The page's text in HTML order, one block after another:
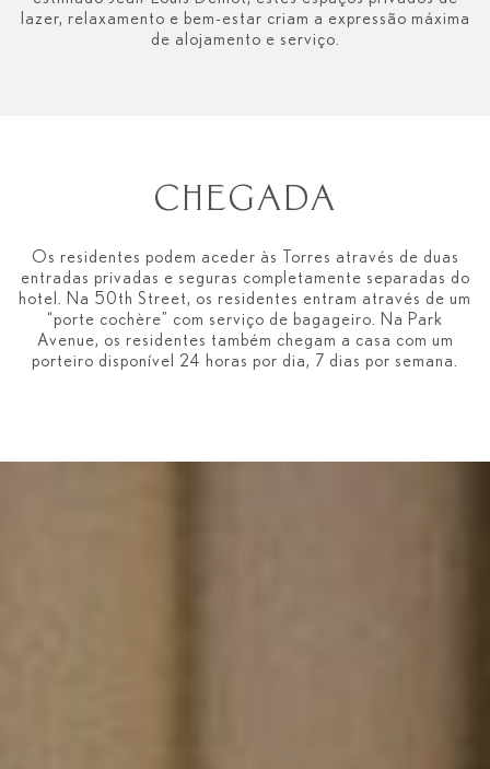
lazer, relaxamento e bem-estar criam a expressão máxima
de alojamento e serviço.
CHEGADA
Os residentes podem aceder às Torres através de duas
entradas privadas e seguras completamente separadas do
hotel. Na 50th Street, os residentes entram através de um
“porte cochère” com serviço de bagageiro. Na Park
Avenue, os residentes também chegam a casa com um
porteiro disponível 24 horas por dia, 7 dias por semana.